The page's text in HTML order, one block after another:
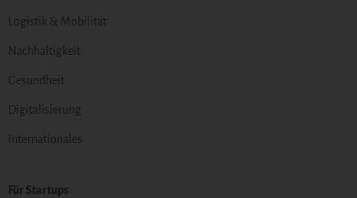
Logistik & Mobilität
Nachhaltigkeit
Gesundheit
Digitalisierung
Internationales
Für Startups